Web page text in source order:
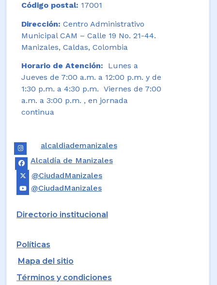
Código postal: 17001
Dirección: Centro Administrativo
Municipal CAM – Calle 19 No. 21-44.
Manizales, Caldas, Colombia
Horario de Atención: Lunes a
Jueves de 7:00 a.m. a 12:00 p.m. y de
1:30 p.m. a 4:30 p.m. Viernes de 7:00
a.m. a 3:00 p.m. , en jornada
continua
alcaldiademanizales
Alcaldía de Manizales
@CiudadManizales
@CiudadManizales
Directorio institucional
Políticas
Mapa del sitio
Términos y condiciones